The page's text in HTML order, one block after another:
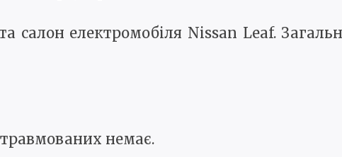
салон електромобіля Nissan Leaf.
травмованих немає.